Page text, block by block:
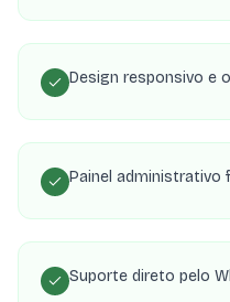
Design responsivo e
Painel administrativo
Suporte direto pelo